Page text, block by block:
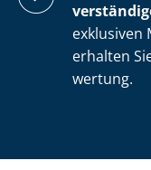
exklusiven
erhalten
wer­tung.